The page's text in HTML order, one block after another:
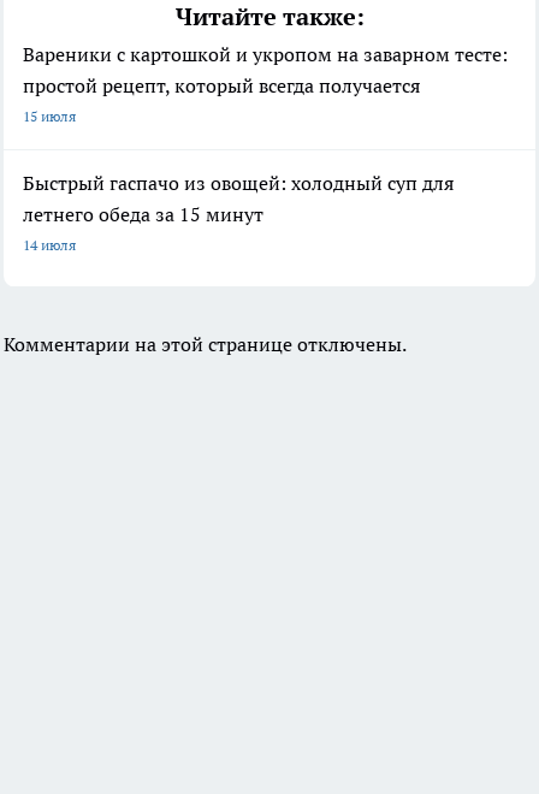
Читайте также:
Вареники с картошкой и укропом на заварном тесте:
простой рецепт, который всегда получается
15 июля
Быстрый гаспачо из овощей: холодный суп для
летнего обеда за 15 минут
14 июля
Комментарии на этой странице отключены.